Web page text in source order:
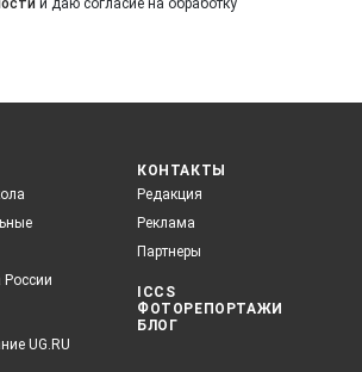
и даю согласие на обработку
России
UG.RU
КОНТАКТЫ
Редакция
Реклама
Партнеры
ICCS
ФОТОРЕПОРТАЖИ
БЛОГ